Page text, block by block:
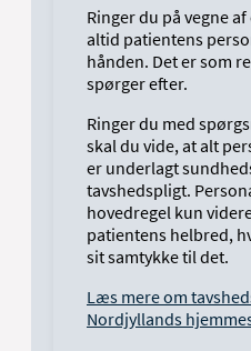
Ringer du på vegne
altid patientens
hånden. Det er som
spørger efter.
Ringer du med
skal du vide, at alt
er underlagt
tavshedspligt.
hovedregel kun
patientens helbred,
sit samtykke til det.
Læs mere om
Nordjyllands